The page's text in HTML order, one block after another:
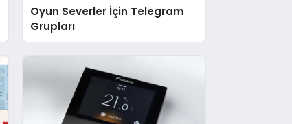
Oyun Severler İçin Telegram
Grupları